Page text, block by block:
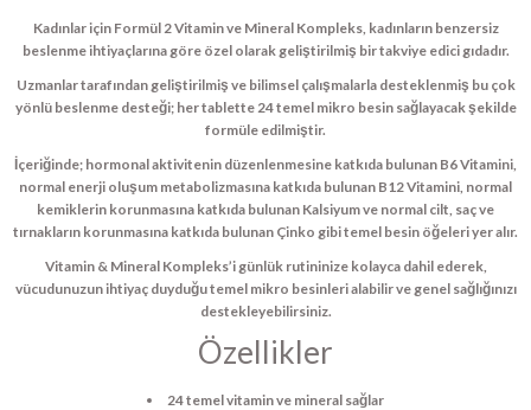
Kadınlar için Formül 2 Vitamin ve Mineral Kompleks, kadınların benzersiz
beslenme ihtiyaçlarına göre özel olarak geliştirilmiş bir takviye edici gıdadır.
Uzmanlar tarafından geliştirilmiş ve bilimsel çalışmalarla desteklenmiş bu çok
yönlü beslenme desteği; her tablette 24 temel mikro besin sağlayacak şekilde
formüle edilmiştir.
İçeriğinde; hormonal aktivitenin düzenlenmesine katkıda bulunan B6 Vitamini,
normal enerji oluşum metabolizmasına katkıda bulunan B12 Vitamini, normal
kemiklerin korunmasına katkıda bulunan Kalsiyum ve normal cilt, saç ve
tırnakların korunmasına katkıda bulunan Çinko gibi temel besin öğeleri yer alır.
Vitamin & Mineral Kompleks’i günlük rutininize kolayca dahil ederek,
vücudunuzun ihtiyaç duyduğu temel mikro besinleri alabilir ve genel sağlığınızı
destekleyebilirsiniz.
Özellikler
24 temel vitamin ve mineral sağlar